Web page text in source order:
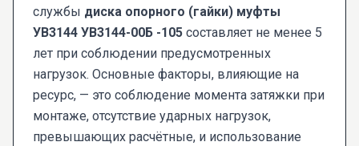
службы диска опорного (гайки) муфты
УВ3144 УВ3144-00Б -105 составляет не менее 5
лет при соблюдении предусмотренных
нагрузок. Основные факторы, влияющие на
ресурс, — это соблюдение момента затяжки при
монтаже, отсутствие ударных нагрузок,
превышающих расчётные, и использование